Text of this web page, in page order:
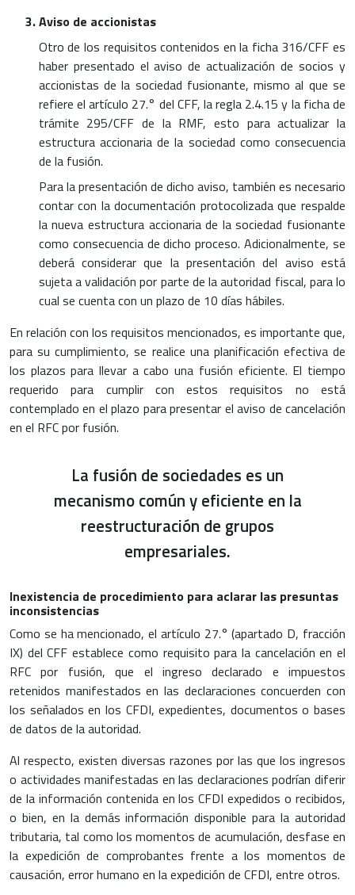
Aviso de accionistas
Otro de los requisitos contenidos en la ficha 316/CFF es
haber presentado el aviso de actualización de socios y
accionistas de la sociedad fusionante, mismo al que se
refiere el artículo 27.° del CFF, la regla 2.4.15 y la ficha de
trámite 295/CFF de la RMF, esto para actualizar la
estructura accionaria de la sociedad como consecuencia
de la fusión.
Para la presentación de dicho aviso, también es necesario
contar con la documentación protocolizada que respalde
la nueva estructura accionaria de la sociedad fusionante
como consecuencia de dicho proceso. Adicionalmente, se
deberá considerar que la presentación del aviso está
sujeta a validación por parte de la autoridad fiscal, para lo
cual se cuenta con un plazo de 10 días hábiles.
En relación con los requisitos mencionados, es importante que,
para su cumplimiento, se realice una planificación efectiva de
los plazos para llevar a cabo una fusión eficiente. El tiempo
requerido para cumplir con estos requisitos no está
contemplado en el plazo para presentar el aviso de cancelación
en el RFC por fusión.
La fusión de sociedades es un
mecanismo común y eficiente en la
reestructuración de grupos
empresariales.
Inexistencia de procedimiento para aclarar las presuntas
inconsistencias
Como se ha mencionado, el artículo 27.° (apartado D, fracción
IX) del CFF establece como requisito para la cancelación en el
RFC por fusión, que el ingreso declarado e impuestos
retenidos manifestados en las declaraciones concuerden con
los señalados en los CFDI, expedientes, documentos o bases
de datos de la autoridad.
Al respecto, existen diversas razones por las que los ingresos
o actividades manifestadas en las declaraciones podrían diferir
de la información contenida en los CFDI expedidos o recibidos,
o bien, en la demás información disponible para la autoridad
tributaria, tal como los momentos de acumulación, desfase en
la expedición de comprobantes frente a los momentos de
causación, error humano en la expedición de CFDI, entre otros.